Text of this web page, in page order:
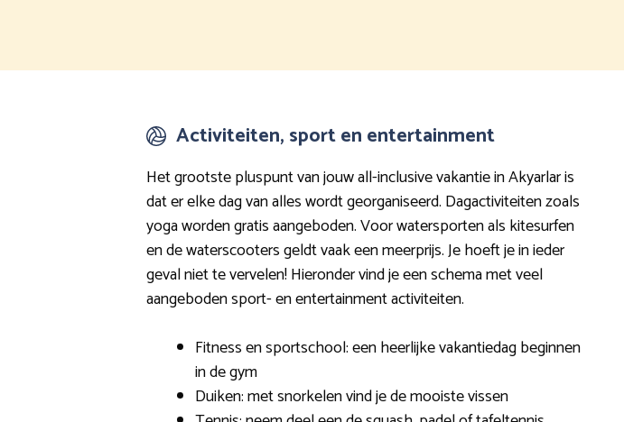
Activiteiten, sport en entertainment
Het grootste pluspunt van jouw all-inclusive vakantie in Akyarlar is
dat er elke dag van alles wordt georganiseerd. Dagactiviteiten zoals
yoga worden gratis aangeboden. Voor watersporten als kitesurfen
en de waterscooters geldt vaak een meerprijs. Je hoeft je in ieder
geval niet te vervelen! Hieronder vind je een schema met veel
aangeboden sport- en entertainment activiteiten.
Fitness en sportschool: een heerlijke vakantiedag beginnen
in de gym
Duiken: met snorkelen vind je de mooiste vissen